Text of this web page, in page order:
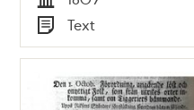
Judarne äfven på
sitt sätt bidraga till
den allmänna
Tid
Typ
Text